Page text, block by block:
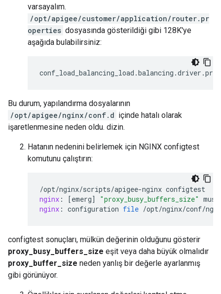
varsayalım.
/opt/apigee/customer/application/router.pr
operties dosyasında gösterildiği gibi 128K'ye
aşağıda bulabilirsiniz:
conf_load_balancing_load .balancing .driver .
Bu durum, yapılandırma dosyalarının
/opt/apigee/nginx/conf.d içinde hatalı olarak
işaretlenmesine neden oldu. dizin.
Hatanın nedenini belirlemek için NGINX configtest
komutunu çalıştırın:
/opt/nginx/scripts/apigee-nginx configtest
nginx : [emerg] "proxy_busy_buffers_size" must
nginx : configuration file /opt/nginx/conf/
configtest sonuçları, mülkün değerinin olduğunu gösterir
proxy_busy_buffers_size eşit veya daha büyük olmalıdır
proxy_buffer_size neden yanlış bir değerle ayarlanmış
gibi görünüyor.